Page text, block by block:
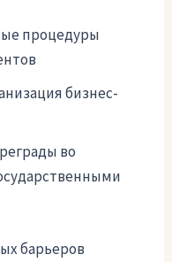
процедуры
бизнес-
во
барьеров